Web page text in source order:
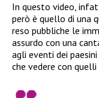
In questo video,
però è quello di una
reso pubbliche le
assurdo con una
agli eventi dei
che vedere con